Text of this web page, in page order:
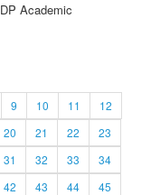
Academic
9 10 11
12
20 21 22
23
31 32 33
34
42 43 44
45